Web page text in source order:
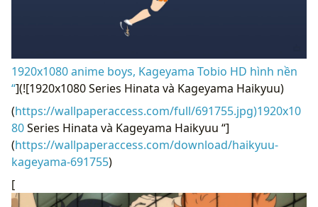
1920x1080 anime boys, Kageyama Tobio HD hình nền
“](![1920x1080 Series Hinata và Kageyama Haikyuu)
(https://wallpaperaccess.com/full/691755.jpg)1920x10
80Series Hinata và Kageyama Haikyuu “]
(https://wallpaperaccess.com/download/haikyuu-
kageyama-691755)
[